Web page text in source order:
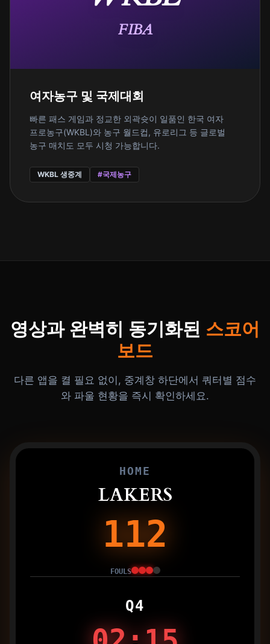
FIBA
여자농구 및 국제대회
빠른 패스 게임과 정교한 외곽슛이 일품인 한국 여자
프로농구(WKBL)와 농구 월드컵, 유로리그 등 글로벌
농구 매치도 모두 시청 가능합니다.
WKBL 생중계 #국제농구
영상과 완벽히 동기화된 스코어
보드
다른 앱을 켤 필요 없이, 중계창 하단에서 쿼터별 점수
와 파울 현황을 즉시 확인하세요.
HOME
LAKERS
112
FOULS
Q4